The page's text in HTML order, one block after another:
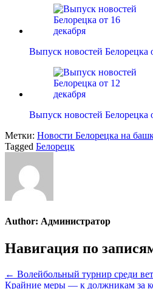
Выпуск новостей Белорецка
Выпуск новостей Белорецка
Метки: Новости Белорецка на
Tagged Белорецк
Author: Администратор
Навигация по
← Волейбольный турнир среди
Крайние меры — к должникам за